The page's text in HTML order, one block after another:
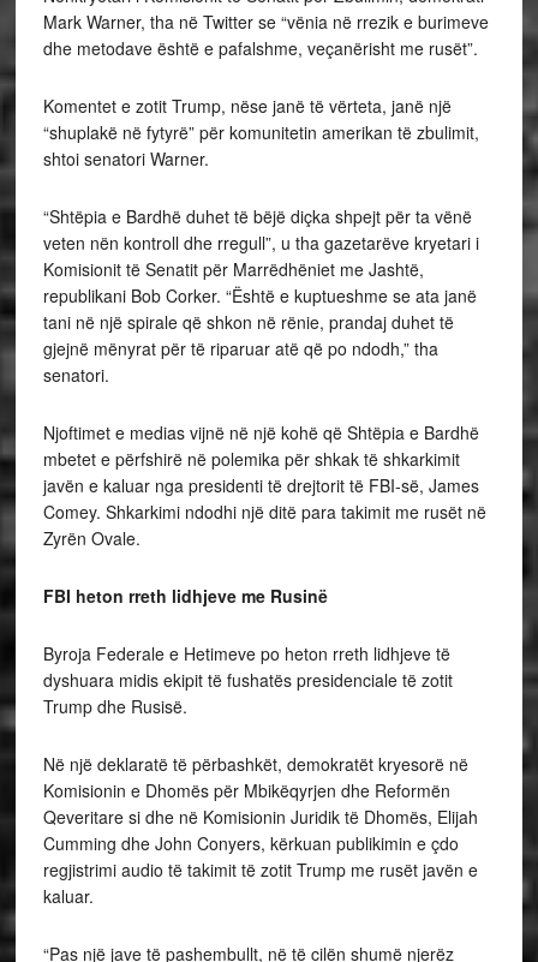
Mark Warner, tha në Twitter se “vënia në rrezik e burimeve
dhe metodave është e pafalshme, veçanërisht me rusët”.
Komentet e zotit Trump, nëse janë të vërteta, janë një
“shuplakë në fytyrë” për komunitetin amerikan të zbulimit,
shtoi senatori Warner.
“Shtëpia e Bardhë duhet të bëjë diçka shpejt për ta vënë
veten nën kontroll dhe rregull”, u tha gazetarëve kryetari i
Komisionit të Senatit për Marrëdhëniet me Jashtë,
republikani Bob Corker. “Është e kuptueshme se ata janë
tani në një spirale që shkon në rënie, prandaj duhet të
gjejnë mënyrat për të riparuar atë që po ndodh,” tha
senatori.
Njoftimet e medias vijnë në një kohë që Shtëpia e Bardhë
mbetet e përfshirë në polemika për shkak të shkarkimit
javën e kaluar nga presidenti të drejtorit të FBI-së, James
Comey. Shkarkimi ndodhi një ditë para takimit me rusët në
Zyrën Ovale.
FBI heton rreth lidhjeve me Rusinë
Byroja Federale e Hetimeve po heton rreth lidhjeve të
dyshuara midis ekipit të fushatës presidenciale të zotit
Trump dhe Rusisë.
Në një deklaratë të përbashkët, demokratët kryesorë në
Komisionin e Dhomës për Mbikëqyrjen dhe Reformën
Qeveritare si dhe në Komisionin Juridik të Dhomës, Elijah
Cumming dhe John Conyers, kërkuan publikimin e çdo
regjistrimi audio të takimit të zotit Trump me rusët javën e
kaluar.
“Pas një jave të pashembullt, në të cilën shumë njerëz